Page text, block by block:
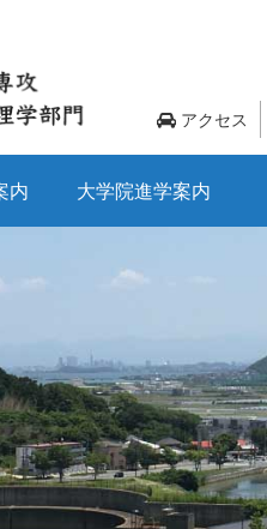
アクセス
内 大学院進学案内